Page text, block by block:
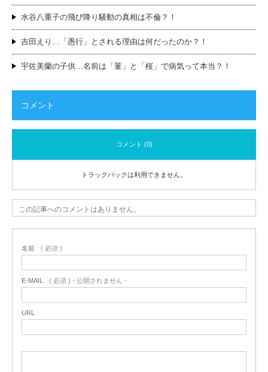
水谷八重子の飛び降り騒動の真相は不倫？！
吉田えり…「愚行」とされる理由は何だったのか？！
宇佐美蘭の子供…名前は「菫」と「桜」で病気って本当？！
コメント
コメント (0)
トラックバックは利用できません。
この記事へのコメントはありません。
名前 ( 必須 )
E-MAIL ( 必須 ) - 公開されません -
URL